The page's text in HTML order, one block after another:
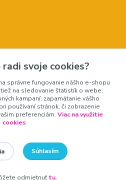
svoje cookies?
správne fungovanie nášho e-shopu
na sledovanie štatistík o webe,
kampaní, zapamätanie vášho
používaní stránok, či zobrazenie
preferenciám. Viac na využitie
cookies
Súhlasím
odmietnuťtu.